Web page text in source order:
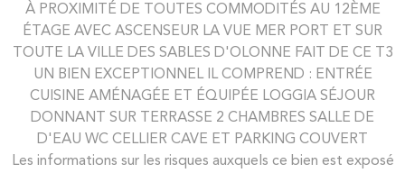
À PROXIMITÉ DE TOUTES COMMODITÉS AU 12ÈME
ÉTAGE AVEC ASCENSEUR LA VUE MER PORT ET SUR
TOUTE LA VILLE DES SABLES D'OLONNE FAIT DE CE T3
UN BIEN EXCEPTIONNEL IL COMPREND : ENTRÉE
CUISINE AMÉNAGÉE ET ÉQUIPÉE LOGGIA SÉJOUR
DONNANT SUR TERRASSE 2 CHAMBRES SALLE DE
D'EAU WC CELLIER CAVE ET PARKING COUVERT
Les informations sur les risques auxquels ce bien est exposé